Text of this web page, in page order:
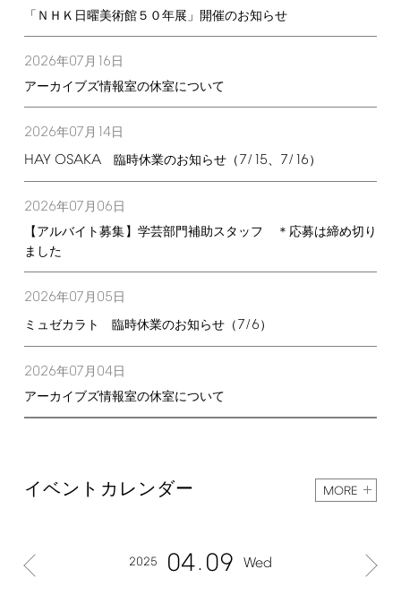
「ＮＨＫ日曜美術館５０年展」開催のお知らせ
2026年07月 16日
アーカイブズ情報室の休室について
2026年07月 14日
HAY OSAKA臨時休業のお知らせ（7/15、 7/16）
2026年07月 06日
【アルバイト募集】学芸部門補助スタッフ ＊応募は締め切り
ました
2026年07月 05日
ミュゼカラト 臨時休業のお知らせ（7/6）
2026年07月 04日
アーカイブズ情報室の休室について
イベントカレンダー MORE
2025 04 09 Wed